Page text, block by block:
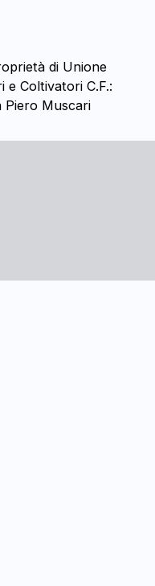
di Unione
e Coltivatori C.F.:
Piero Muscari